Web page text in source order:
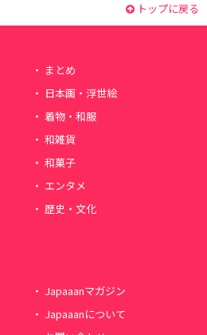
トップに戻る
まとめ
日本画・浮世絵
着物・和服
和雑貨
和菓子
エンタメ
歴史・文化
Japaaanマガジン
Japaaanについて